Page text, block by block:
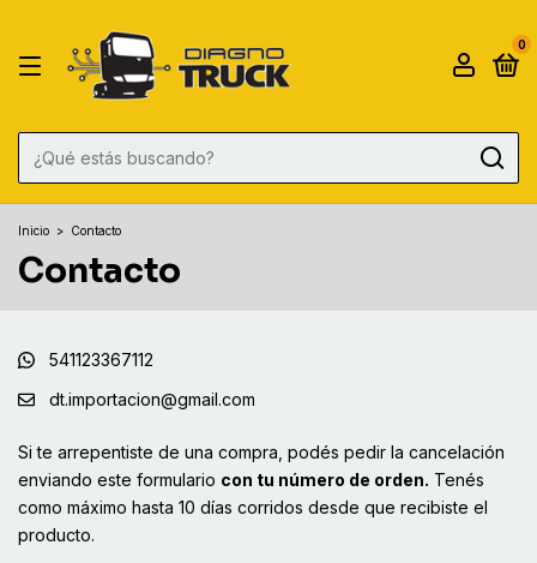
0
Inicio > Contacto
Contacto
541123367112
dt.importacion@gmail.com
Si te arrepentiste de una compra, podés pedir la cancelación
enviando este formulario con tu número de orden. Tenés
como máximo hasta 10 días corridos desde que recibiste el
producto.